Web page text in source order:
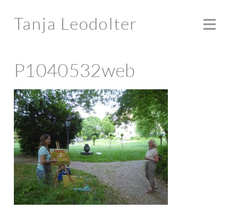
Tanja Leodolter
P1040532web